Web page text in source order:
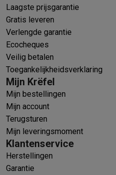
Laagste prijsgarantie
Gratis leveren
Verlengde garantie
Ecocheques
Veilig betalen
Toegankelijkheidsverklaring
Mijn Krëfel
Mijn bestellingen
Mijn account
Terugsturen
Mijn leveringsmoment
Klantenservice
Herstellingen
Garantie